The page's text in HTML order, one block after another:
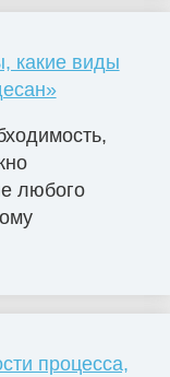
какие виды
любого
процесса,